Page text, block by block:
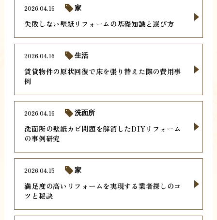
失敗しない壁紙リフォームの基礎知識と選び方
2026.04.16 家
賃貸物件の原状回復で床を張り替えた際の費用事
例
2026.04.16 生活
洗面所の壁紙カビ問題を解消したDIYリフォーム
の事例研究
2026.04.16 洗面所
満足度の高いリフォームを実現する業者探しのコ
ツと秘訣
2026.04.15 家